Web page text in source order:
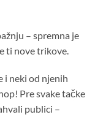
– spremna je
ti nove trikove.
i neki od njenih
Pre svake tačke
publici –